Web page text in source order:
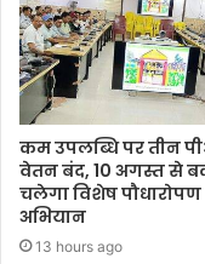
कम उपलब्धि पर तीन
वेतन बंद, 10 अगस्त से
चलेगा विशेष पौधारोपण
अभियान
13 hours ago